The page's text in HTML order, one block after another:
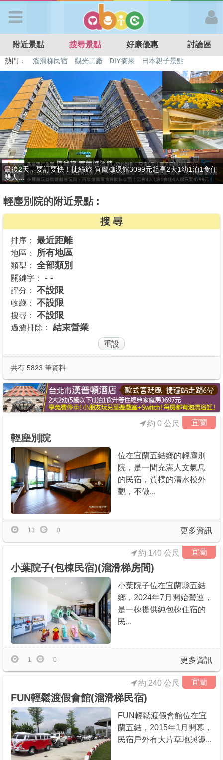
APP登入
首 頁
搜尋景點
好康優惠
最新消息
最新留言
商家合作
推薦景點
討論區
APP下載
附近景點 搜尋景點 好康優惠 討論區
熱門： 特色遊戲場 親子住房優惠 台北親子餐廳
溫泉泡湯SPA
溜滑梯民宿
觀光工廠 DIY摘果 日本親子景點
贈九族文化村門票2張(總價值1100元*2)！4099元享日月潭經典大飯
店...
輕塵別院的附近景點 :
搜 尋
排序： 最近距離
地區： 所有地區
類型： 全部類別
關鍵字： - -
評分： 不設限
收藏： 不設限
搜尋： 不設限
過濾排除： 結束營業
共有 5823 筆資料
宜蘭
輕塵別院
約 0 公尺
位在宜蘭五結鄉的輕塵別
院，是一間充滿人文氣息
的民宿，質樸的清水模外
觀，不做...
更多資訊
13 0
宜蘭
小葉院子(包棟民宿)(溜滑梯房間)
約 140 公尺
小葉院子位在宜蘭縣五結
鄉，2024年7月開始營運，
是一棟提供純包棟住宿的
民...
更多資訊
1 0
宜蘭
FUN輕鬆渡假會館(溜滑梯民宿)
約 240 公尺
FUN輕鬆渡假會館位在宜
蘭五結，2015年1月開幕，
民宿戶外有大片草地與盪...